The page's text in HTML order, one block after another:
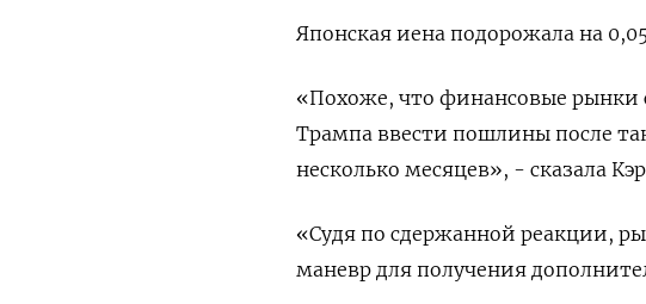
Японская иена подорожала на
«Похоже, что финансовые рынки
Трампа ввести пошлины после
несколько месяцев», - сказала
«Судя по сдержанной реакции,
маневр для получения